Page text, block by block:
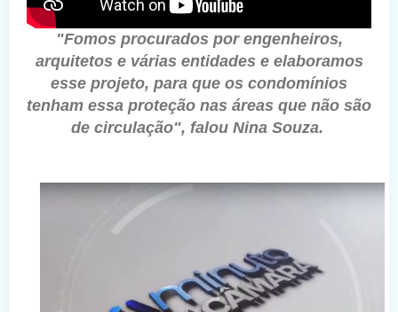
"Fomos procurados por engenheiros,
arquitetos e várias entidades e elaboramos
esse projeto, para que os condomínios
tenham essa proteção nas áreas que não são
de circulação", falou Nina Souza.